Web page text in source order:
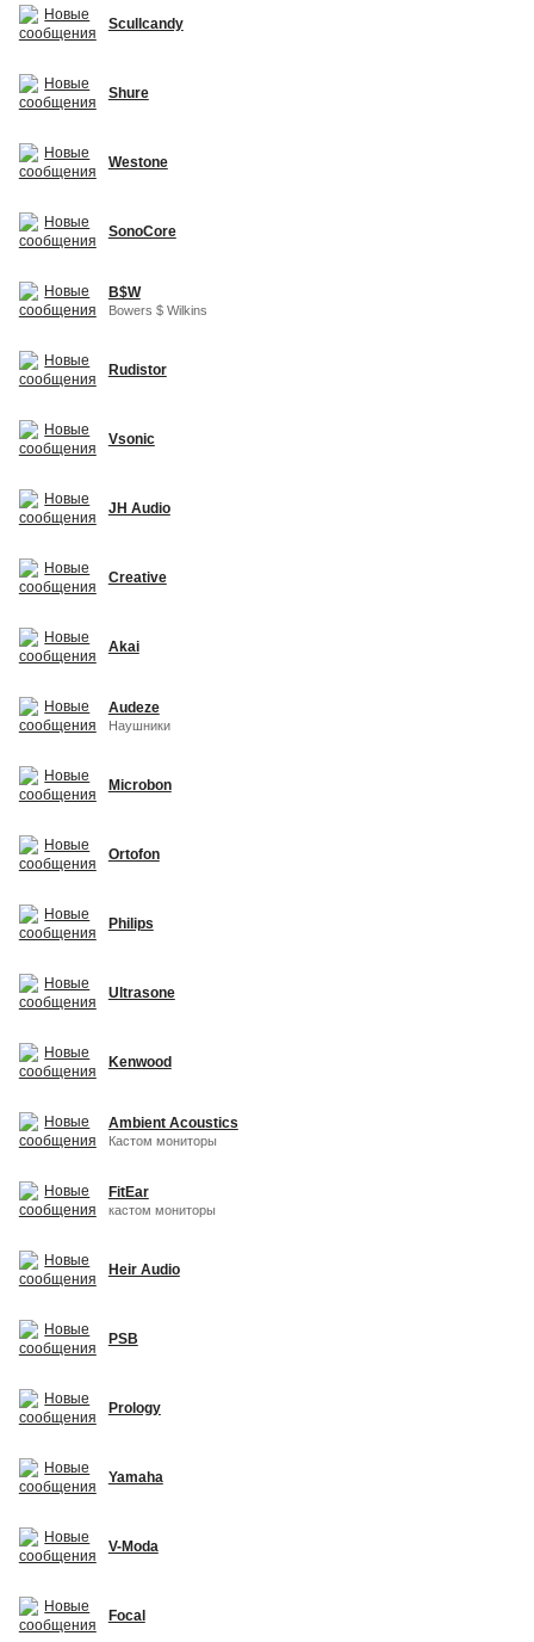
Scullcandy
Shure
Westone
SonoCore
B$W
Bowers $ Wilkins
Rudistor
Vsonic
JH Audio
Creative
Akai
Audeze
Наушники
Microbon
Ortofon
Philips
Ultrasone
Kenwood
Ambient Acoustics
Кастом мониторы
FitEar
кастом мониторы
Heir Audio
PSB
Prology
Yamaha
V-Moda
Focal